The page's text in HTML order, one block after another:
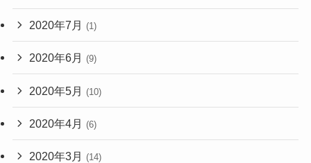
2020年7月 (1)
2020年6月 (9)
2020年5月 (10)
2020年4月 (6)
2020年3月 (14)